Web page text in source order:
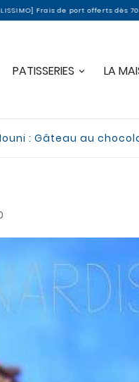
offerts dès 70 € d'achat
PATISSERIES LA
: Gâteau au